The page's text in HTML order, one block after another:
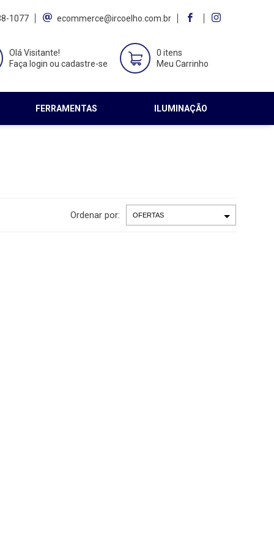
1077 ecommerce@ircoelho.com.br
Olá Visitante!
Faça login ou cadastre-se
0 itens
Meu Carrinho
FERRAMENTAS ILUMINAÇÃO
Ordenar por: